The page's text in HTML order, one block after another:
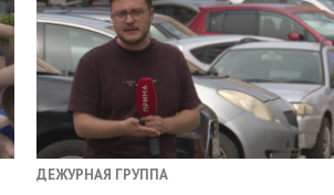
ДЕЖУРНАЯ ГРУППА